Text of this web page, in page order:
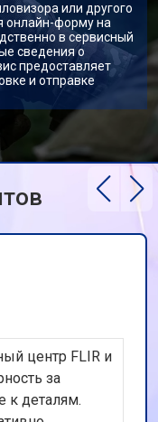
или другого
онлайн-форму на
в сервисный
сведения о
предоставляет
и отправке
центр FLIR и
за
к деталям.